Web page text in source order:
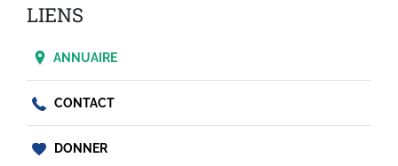
LIENS
ANNUAIRE
CONTACT
DONNER